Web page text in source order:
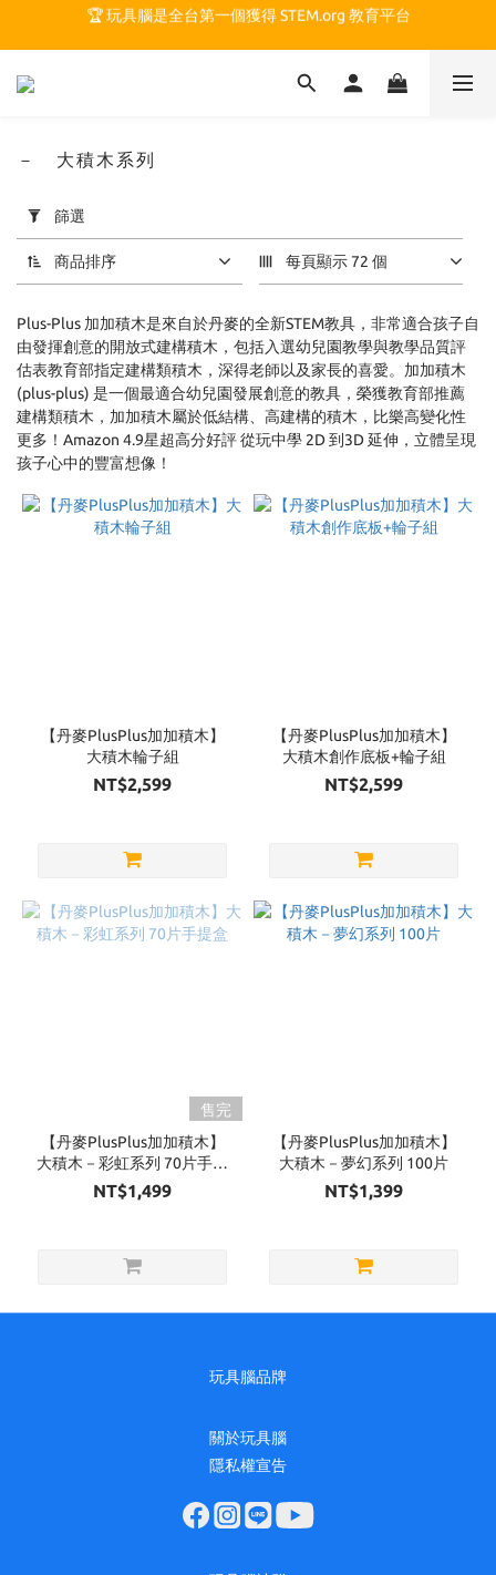
🏆 玩具腦是全台第一個獲得 STEM.org 教育平台
🏆 玩具腦是全台第一個獲得 STEM.org 教育平台
用
篩
選
(0/20)
價格
(NT$)
~
－ 大積木系列
篩選
商品排序 每頁顯示 72 個
Plus-Plus 加加積木是來自於丹麥的全新STEM教具，非常適合孩子自
由發揮創意的開放式建構積木，包括入選幼兒園教學與教學品質評
估表教育部指定建構類積木，深得老師以及家長的喜愛。加加積木
(plus-plus) 是一個最適合幼兒園發展創意的教具，榮獲教育部推薦
建構類積木，加加積木屬於低結構、高建構的積木，比樂高變化性
更多！Amazon 4.9星超高分好評 從玩中學 2D 到3D 延伸，立體呈現
孩子心中的豐富想像！
【丹麥PlusPlus加加積木】
大積木輪子組
NT$2,599
【丹麥PlusPlus加加積木】
大積木創作底板+輪子組
NT$2,599
售完
【丹麥PlusPlus加加積木】
大積木－彩虹系列 70片手提
盒
NT$1,499
【丹麥PlusPlus加加積木】
大積木－夢幻系列 100片
NT$1,399
玩具腦品牌
關於玩具腦
隱私權宣告